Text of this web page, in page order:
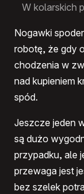
W kolarskich
Nogawki
robotę, że gdy
chodzenia w
nad kupieniem
spód.
Jeszcze jeden
są dużo
przypadku, ale
przewaga jest
bez szelek